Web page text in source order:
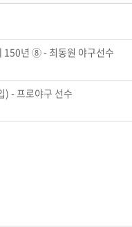
150년 ⑧ - 최동원 야구선수
) - 프로야구 선수